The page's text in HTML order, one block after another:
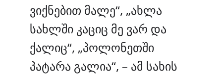
ვიქნებით მალე“, „ახლა
სახლში კაციც მე ვარ და
ქალიც“, „პოლონეთში
პატარა გალია“, – ამ სახის